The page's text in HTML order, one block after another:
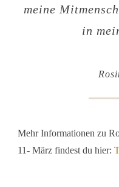
meine
in
Mehr Informationen zu
11- März findest du hier: